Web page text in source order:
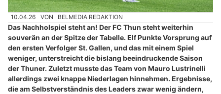
10.04.26 VON BELMEDIA REDAKTION
Das Nachholspiel steht an! Der FC Thun steht weiterhin
souverän an der Spitze der Tabelle. Elf Punkte Vorsprung auf
den ersten Verfolger St. Gallen, und das mit einem Spiel
weniger, unterstreicht die bislang beeindruckende Saison
der Thuner. Zuletzt musste das Team von Mauro Lustrinelli
allerdings zwei knappe Niederlagen hinnehmen. Ergebnisse,
die am Selbstverständnis des Leaders zwar wenig ändern,